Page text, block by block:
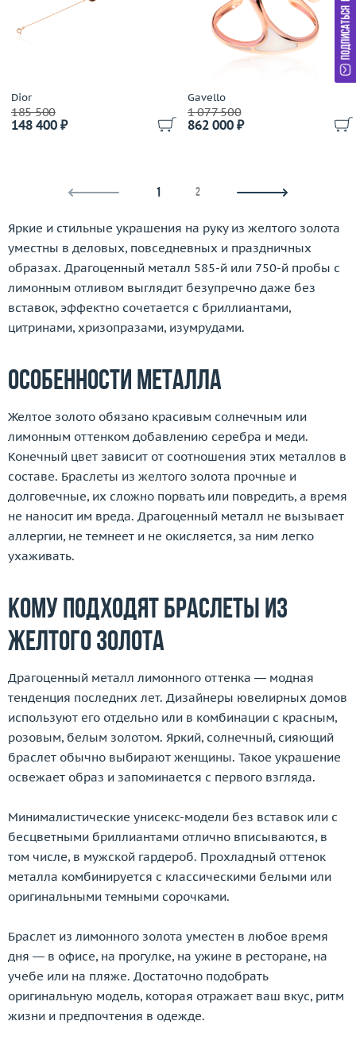
Dior
185 500
148 400 ₽
Gavello
1 077 500
862 000 ₽
1 2
Яркие и стильные украшения на руку из желтого золота
уместны в деловых, повседневных и праздничных
образах. Драгоценный металл 585-й или 750-й пробы с
лимонным отливом выглядит безупречно даже без
вставок, эффектно сочетается с бриллиантами,
цитринами, хризопразами, изумрудами.
Особенности металла
Желтое золото обязано красивым солнечным или
лимонным оттенком добавлению серебра и меди.
Конечный цвет зависит от соотношения этих металлов в
составе. Браслеты из желтого золота прочные и
долговечные, их сложно порвать или повредить, а время
не наносит им вреда. Драгоценный металл не вызывает
аллергии, не темнеет и не окисляется, за ним легко
ухаживать.
Кому подходят браслеты из
желтого золота
Драгоценный металл лимонного оттенка — модная
тенденция последних лет. Дизайнеры ювелирных домов
используют его отдельно или в комбинации с красным,
розовым, белым золотом. Яркий, солнечный, сияющий
браслет обычно выбирают женщины. Такое украшение
освежает образ и запоминается с первого взгляда.
Минималистические унисекс-модели без вставок или с
бесцветными бриллиантами отлично вписываются, в
том числе, в мужской гардероб. Прохладный оттенок
металла комбинируется с классическими белыми или
оригинальными темными сорочками.
Браслет из лимонного золота уместен в любое время
дня — в офисе, на прогулке, на ужине в ресторане, на
учебе или на пляже. Достаточно подобрать
оригинальную модель, которая отражает ваш вкус, ритм
жизни и предпочтения в одежде.